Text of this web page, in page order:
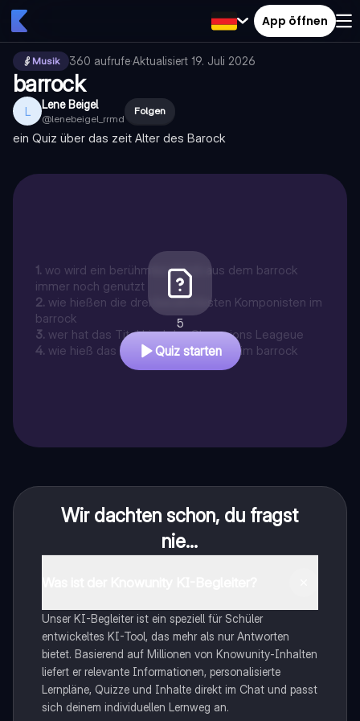
App öffnen
Musik 360 aufrufe·Aktualisiert 19. Juli 2026
barrock
L Lene Beigel
@lenebeigel_rrmd
Folgen
ein Quiz über das zeit Alter des Barock
1. wo wird ein berühmtes Stück aus dem barrock
immer noch genutzt
2. wie hießen die drei berühmtesten Komponisten im
barrock
3. wer hat das Titel Lied der Champions Leageue
4. wie hieß das berühmteste Schloss im barrock
5
Quiz starten
Wir dachten schon, du fragst
nie...
Unser KI-Begleiter ist ein speziell für Schüler
entwickeltes KI-Tool, das mehr als nur Antworten
bietet. Basierend auf Millionen von Knowunity-Inhalten
liefert er relevante Informationen, personalisierte
Lernpläne, Quizze und Inhalte direkt im Chat und passt
sich deinem individuellen Lernweg an.